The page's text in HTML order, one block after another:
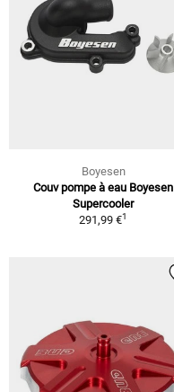
Boyesen
Couv pompe à eau Boyesen
Supercooler
291,99 €1